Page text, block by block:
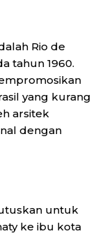
Rio de
tahun 1960.
yang kurang
arsitek
dengan
untuk
ke ibu kota